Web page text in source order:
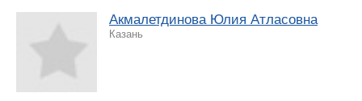
Акмалетдинова Юлия Атласовна
Казань